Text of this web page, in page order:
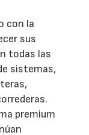
con la
sus
todas las
sistemas,
premium